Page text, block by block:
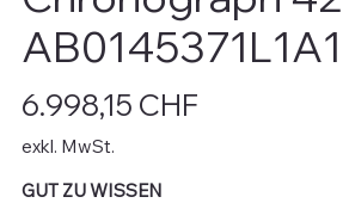
AB0145371L1A1
6.998,15 CHF
exkl. MwSt.
GUT ZU WISSEN